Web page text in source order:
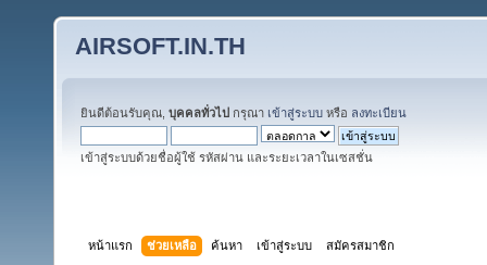
AIRSOFT.IN.TH
ยินดีต้อนรับคุณ, บุคคลทั่วไป กรุณา เข้าสู่ระบบ หรือ ลงทะเบียน
เข้าสู่ระบบด้วยชื่อผู้ใช้ รหัสผ่าน และระยะเวลาในเซสชั่น
หน้าแรก ช่วยเหลือ ค้นหา เข้าสู่ระบบ สมัครสมาชิก